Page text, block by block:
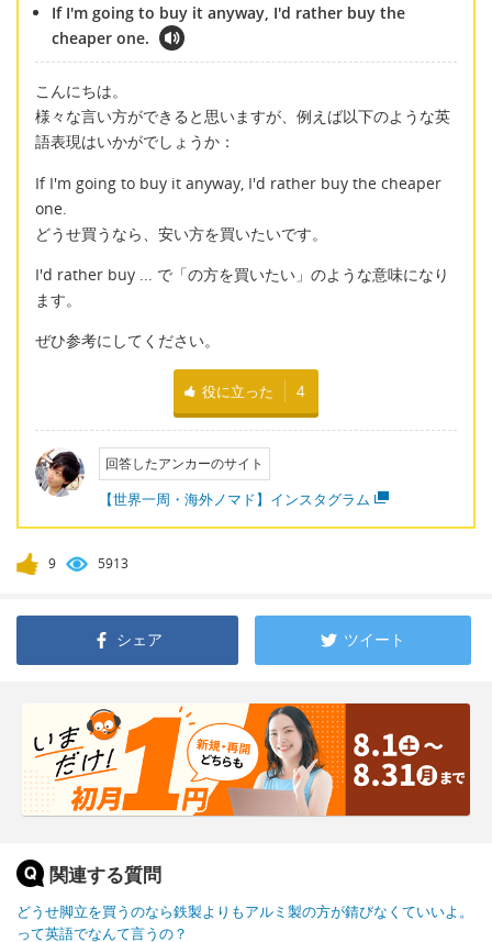
If I'm going to buy it anyway, I'd rather buy the
cheaper one.
こんにちは。
様々な言い方ができると思いますが、例えば以下のような英
語表現はいかがでしょうか：
If I'm going to buy it anyway, I'd rather buy the cheaper
one.
どうせ買うなら、安い方を買いたいです。
I'd rather buy ... で「の方を買いたい」のような意味になり
ます。
ぜひ参考にしてください。
役に立った 4
回答したアンカーのサイト
【世界一周・海外ノマド】インスタグラム
9 5913
シェア ツイート
関連する質問
どうせ脚立を買うのなら鉄製よりもアルミ製の方が錆びなくていいよ。
って英語でなんて言うの？